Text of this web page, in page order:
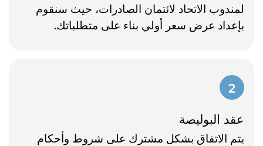
لمندوب الاتحاد لائتمان الصادرات، حيث سنقوم
بإعداد عرض سعر أولي بناء على متطلباتك.
2
عقد البوليصة
يتم الاتفاق بشكل مشترك على شروط وأحكام